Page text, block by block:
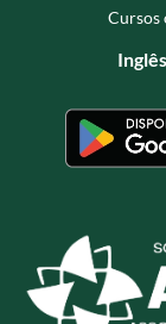
Cursos
Inglês